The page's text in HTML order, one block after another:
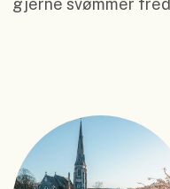
gjerne svømmer